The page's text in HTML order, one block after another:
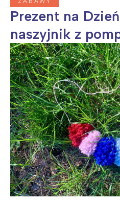
Prezent na
naszyjnik z